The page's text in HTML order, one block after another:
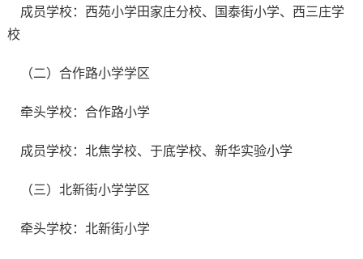
成员学校：西苑小学田家庄分校、国泰街小学、西三庄学
校
（二）合作路小学学区
牵头学校：合作路小学
成员学校：北焦学校、于底学校、新华实验小学
（三）北新街小学学区
牵头学校：北新街小学